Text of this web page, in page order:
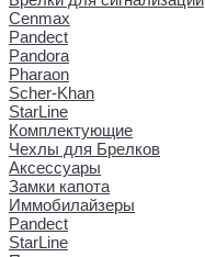
Cenmax
Pandect
Pandora
Pharaon
Scher-Khan
StarLine
Комплектующие
Чехлы для Брелков
Аксессуары
Замки капота
Иммобилайзеры
Pandect
StarLine